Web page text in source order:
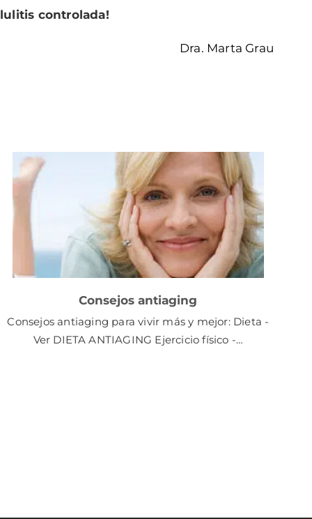
controlada!
Dra. Marta Grau
Consejos antiaging
Consejos antiaging para vivir más y mejor: Dieta -
Ver DIETA ANTIAGING Ejercicio físico -…